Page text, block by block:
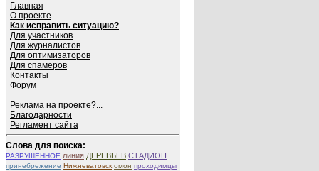
Главная
О проекте
Как исправить ситуацию?
Для участников
Для журналистов
Для оптимизаторов
Для спамеров
Контакты
Форум
Реклама на проекте?...
Благодарности
Регламент сайта
Слова для поиска:
РАЗРУШЕННОЕ линия ДЕРЕВЬЕВ СТАДИОН
принебрежение Нижневатовск омон проходимцы